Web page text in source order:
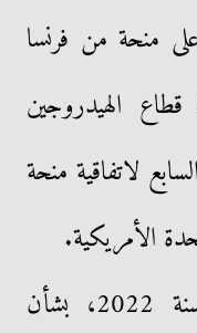
منحة من فرنسا
قطاع الهيدروجين
لاتفاقية منحة
الأمريكية.
-قرار جمهوري رقم 547 لسنة 2022، بشأن